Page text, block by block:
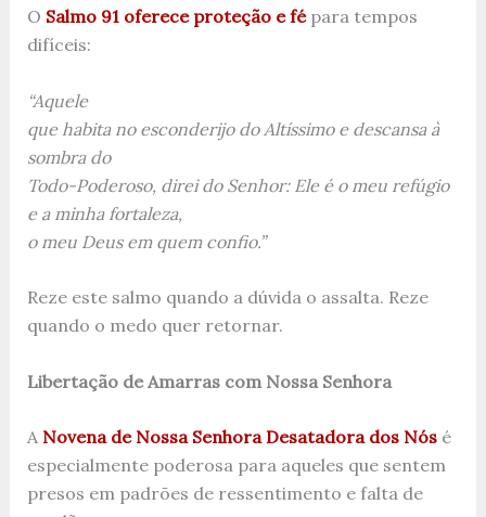
O Salmo 91 oferece proteção e fépara tempos
difíceis:
“Aquele
que habita no esconderijo do Altíssimo e descansa à
sombra do
Todo-Poderoso, direi do Senhor: Ele é o meu refúgio
e a minha fortaleza,
o meu Deus em quem confio.”
Reze este salmo quando a dúvida o assalta. Reze
quando o medo quer retornar.
Libertação de Amarras com Nossa Senhora
A Novena de Nossa Senhora Desatadora dos Nósé
especialmente poderosa para aqueles que sentem
presos em padrões de ressentimento e falta de